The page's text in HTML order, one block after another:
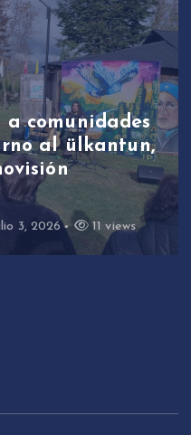
comunidades
al ülkantun,
3, 2026 11 views